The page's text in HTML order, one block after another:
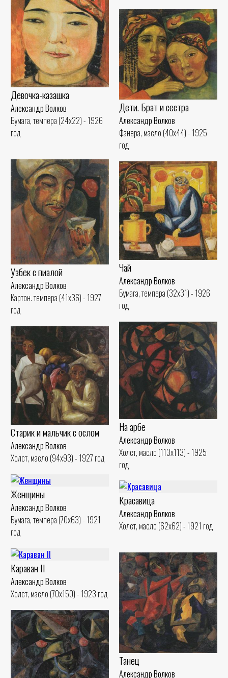
Девочка-казашка
Александр Волков
Бумага, темпера (24x22) - 1926
год
Дети. Брат и сестра
Александр Волков
Фанера, масло (40x44) - 1925
год
Узбек с пиалой
Александр Волков
Картон. темпера (41x36) - 1927
год
Чай
Александр Волков
Бумага, темпера (32x31) - 1926
год
На арбе
Александр Волков
Холст, масло (113x113) - 1925
год
Старик и мальчик с ослом
Александр Волков
Холст, масло (94x93) - 1927 год
Женщины
Александр Волков
Бумага, темпера (70x63) - 1921
год
Красавица
Александр Волков
Холст, масло (62x62) - 1921 год
Караван II
Александр Волков
Холст, масло (70x150) - 1923 год
Танец
Александр Волков